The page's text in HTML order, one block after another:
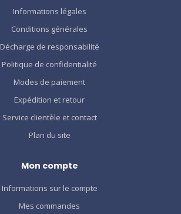
Informations légales
Conditions générales
Décharge de responsabilité
Politique de confidentialité
Modes de paiement
Expédition et retour
Service clientèle et contact
Plan du site
Mon compte
Informations sur le compte
Mes commandes